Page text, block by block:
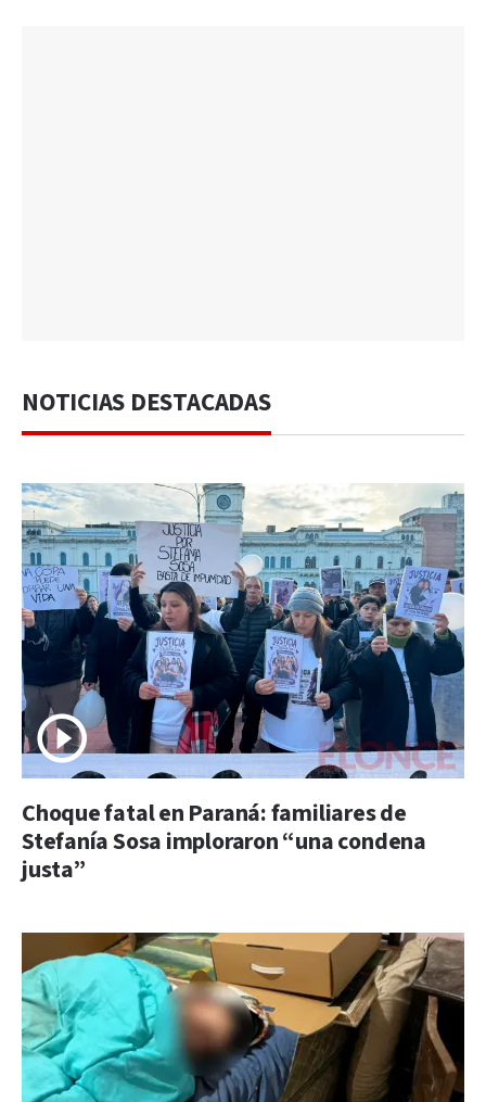
NOTICIAS DESTACADAS
Choque fatal en Paraná: familiares de
Stefanía Sosa imploraron “una condena
justa”